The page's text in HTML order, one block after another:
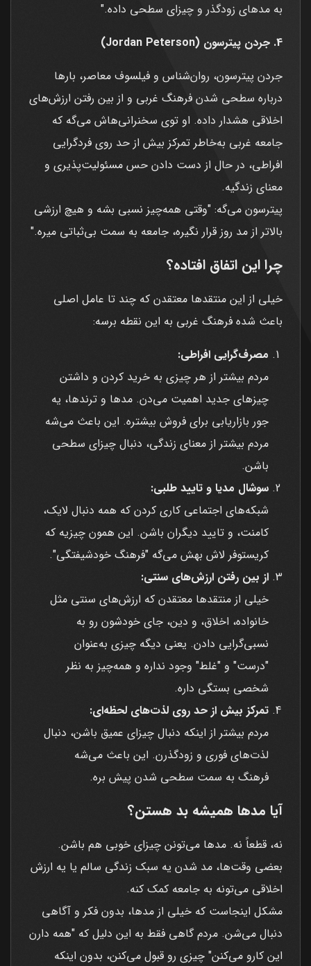
به مدهای زودگذر و چیزای سطحی داده."
4. جردن پیترسون (Jordan Peterson)
جردن پیترسون، روان‌شناس و فیلسوف معاصر، بارها
درباره سطحی شدن فرهنگ غربی و از بین رفتن ارزش‌های
اخلاقی هشدار داده. او توی سخنرانی‌هاش می‌گه که
جامعه غربی به‌خاطر تمرکز بیش از حد روی فردگرایی
افراطی، در حال از دست دادن حس مسئولیت‌پذیری و
معنای زندگیه.
پیترسون می‌گه: "وقتی همه‌چیز نسبی بشه و هیچ ارزشی
بالاتر از مد روز قرار نگیره، جامعه به سمت بی‌ثباتی میره."
چرا این اتفاق افتاده؟
خیلی از این منتقدها معتقدن که چند تا عامل اصلی
باعث شده فرهنگ غربی به این نقطه برسه:
مصرف‌گرایی افراطی:
مردم بیشتر از هر چیزی به خرید کردن و داشتن
چیزهای جدید اهمیت می‌دن. مدها و ترندها، یه
جور بازاریابی برای فروش بیشتره. این باعث می‌شه
مردم بیشتر از معنای زندگی، دنبال چیزای سطحی
باشن.
سوشال مدیا و تایید طلبی:
شبکه‌های اجتماعی کاری کردن که همه دنبال لایک،
کامنت، و تایید دیگران باشن. این همون چیزیه که
کریستوفر لاش بهش می‌گه "فرهنگ خودشیفتگی".
از بین رفتن ارزش‌های سنتی:
خیلی از منتقدها معتقدن که ارزش‌های سنتی مثل
خانواده، اخلاق، و دین، جای خودشون رو به
نسبی‌گرایی دادن. یعنی دیگه چیزی به‌عنوان
"درست" و "غلط" وجود نداره و همه‌چیز به نظر
شخصی بستگی داره.
تمرکز بیش از حد روی لذت‌های لحظه‌ای:
مردم بیشتر از اینکه دنبال چیزای عمیق باشن، دنبال
لذت‌های فوری و زودگذرن. این باعث می‌شه
فرهنگ به سمت سطحی شدن پیش بره.
آیا مدها همیشه بد هستن؟
نه، قطعاً نه. مدها می‌تونن چیزای خوبی هم باشن.
بعضی وقت‌ها، مد شدن یه سبک زندگی سالم یا یه ارزش
اخلاقی می‌تونه به جامعه کمک کنه.
مشکل اینجاست که خیلی از مدها، بدون فکر و آگاهی
دنبال می‌شن. مردم گاهی فقط به این دلیل که "همه دارن
این کارو می‌کنن" چیزی رو قبول می‌کنن، بدون اینکه